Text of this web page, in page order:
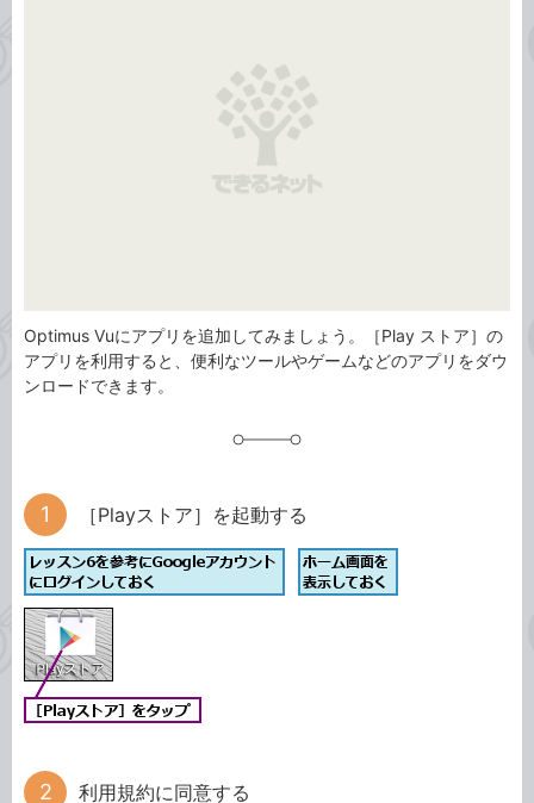
Optimus Vuにアプリを追加してみましょう。［Play ストア］の
アプリを利用すると、便利なツールやゲームなどのアプリをダウ
ンロードできます。
［Playストア］を起動する
利用規約に同意する